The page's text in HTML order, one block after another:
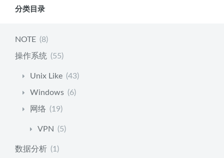
分类目录
NOTE (8)
操作系统 (55)
Unix Like (43)
Windows (6)
网络 (19)
VPN (5)
数据分析 (1)